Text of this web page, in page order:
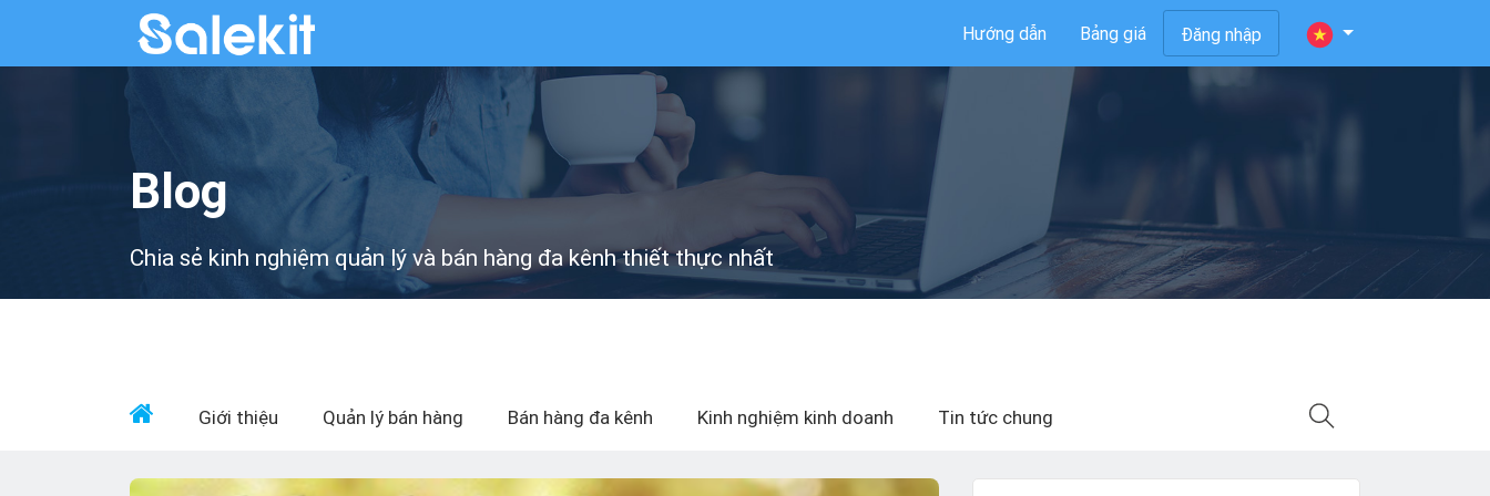
Hướng dẫn Bảng giá Đăng nhập
Blog
Chia sẻ kinh nghiệm quản lý và bán hàng đa kênh thiết thực nhất
Giới thiệu Quản lý bán hàng Bán hàng đa kênh Kinh nghiệm kinh doanh Tin tức chung